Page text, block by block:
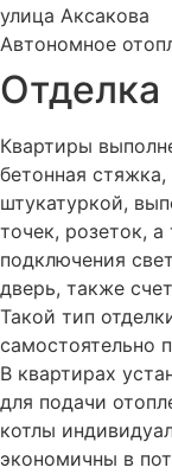
улица Аксакова
Автономное
Отделка
Квартиры
бетонная
штукатуркой,
точек, розеток,
подключения
дверь, также
Такой тип
самостоятельно
В квартирах
для подачи
котлы
экономичны в